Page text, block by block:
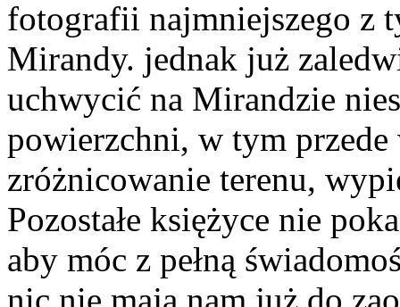
fotografii najmniejszego z
Mirandy. jednak już
uchwycić na Mirandzie
powierzchni, w tym
zróżnicowanie terenu,
Pozostałe księżyce nie
aby móc z pełną
nic nie mają nam już do